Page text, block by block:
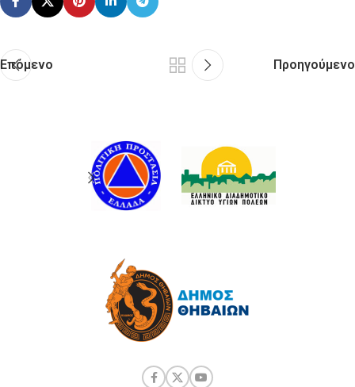
Επόμενο Προηγούμενο